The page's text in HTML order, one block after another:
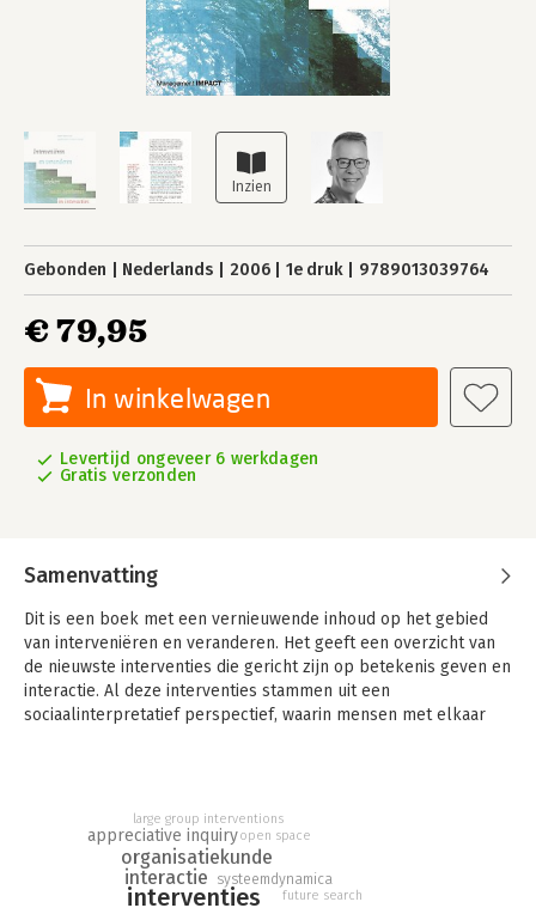
Gebonden Nederlands 2006 1e druk 9789013039764
€ 79,95
In winkelwagen
Levertijd ongeveer 6 werkdagen
Gratis verzonden
Samenvatting
Dit is een boek met een vernieuwende inhoud op het gebied
van interveniëren en veranderen. Het geeft een overzicht van
de nieuwste interventies die gericht zijn op betekenis geven en
interactie. Al deze interventies stammen uit een
sociaalinterpretatief perspectief, waarin mensen met elkaar
basisprincipes die ten grondslag liggen aan deze interventies.
De kern van het boek bestaat uit achttien concrete
interventiebeschrijvingen. In deze beschrijvingen wordt
ingegaan op de achtergronden van deze interventies, de
interventies
interactie
organisatiekunde
appreciative inquiry
systeemdynamica
large group interventions
open space
future search